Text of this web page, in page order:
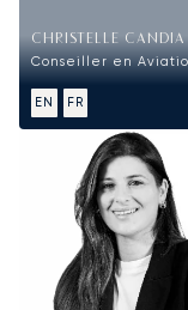
CHRISTELLE CANDIA
Conseiller en
EN FR